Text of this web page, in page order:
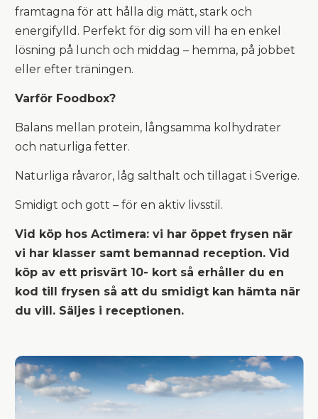
framtagna för att hålla dig mätt, stark och
energifylld. Perfekt för dig som vill ha en enkel
lösning på lunch och middag – hemma, på jobbet
eller efter träningen.
Varför Foodbox?
Balans mellan protein, långsamma kolhydrater
och naturliga fetter.
Naturliga råvaror, låg salthalt och tillagat i Sverige.
Smidigt och gott – för en aktiv livsstil.
Vid köp hos Actimera: vi har öppet frysen när
vi har klasser samt bemannad reception. Vid
köp av ett prisvärt 10- kort så erhåller du en
kod till frysen så att du smidigt kan hämta när
du vill. Säljes i receptionen.